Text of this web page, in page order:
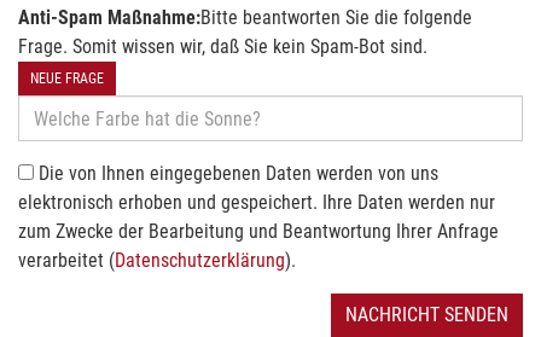
Anti-Spam Maßnahme:Bitte beantworten Sie die folgende
Frage. Somit wissen wir, daß Sie kein Spam-Bot sind.
NEUE FRAGE
Die von Ihnen eingegebenen Daten werden von uns
elektronisch erhoben und gespeichert. Ihre Daten werden nur
zum Zwecke der Bearbeitung und Beantwortung Ihrer Anfrage
verarbeitet (Datenschutzerklärung).
NACHRICHT SENDEN